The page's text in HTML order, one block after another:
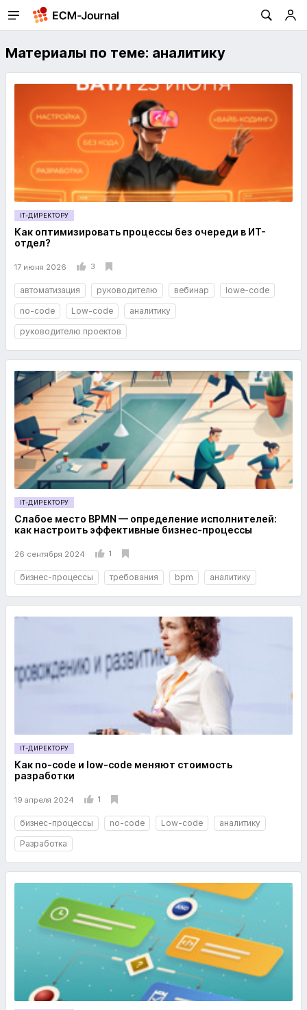
Материалы по теме: аналитику
IT-ДИРЕКТОРУ
Как оптимизировать процессы без очереди в ИТ-
отдел?
17 июня 2026 3
автоматизация руководителю вебинар
lowe-code
no-code
Low-code
аналитику
руководителю проектов
IT-ДИРЕКТОРУ
Слабое место BPMN — определение исполнителей:
как настроить эффективные бизнес-процессы
26 сентября 2024 1
бизнес-процессы требования bpm аналитику
IT-ДИРЕКТОРУ
Как no-code и low-code меняют стоимость
разработки
19 апреля 2024 1
бизнес-процессы no-code Low-code
аналитику
Разработка